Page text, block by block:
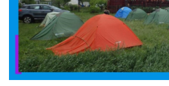
Общероссийская РС
Алтайский край